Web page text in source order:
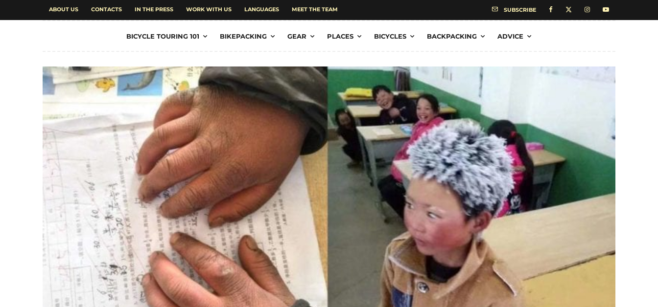
ABOUT US CONTACTS IN THE PRESS WORK WITH US LANGUAGES MEET THE TEAM SUBSCRIBE
BICYCLE TOURING 101 BIKEPACKING GEAR PLACES BICYCLES BACKPACKING ADVICE